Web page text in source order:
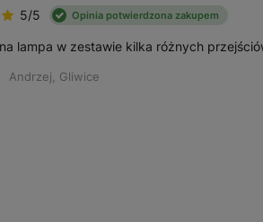
5/5 Opinia potwierdzona zakupem
lampa w zestawie kilka różnych
Andrzej, Gliwice